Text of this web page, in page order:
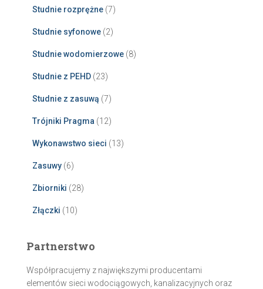
Studnie rozprężne (7)
Studnie syfonowe (2)
Studnie wodomierzowe (8)
Studnie z PEHD (23)
Studnie z zasuwą (7)
Trójniki Pragma (12)
Wykonawstwo sieci (13)
Zasuwy (6)
Zbiorniki (28)
Złączki (10)
Partnerstwo
Współpracujemy z największymi producentami
elementów sieci wodociągowych, kanalizacyjnych oraz